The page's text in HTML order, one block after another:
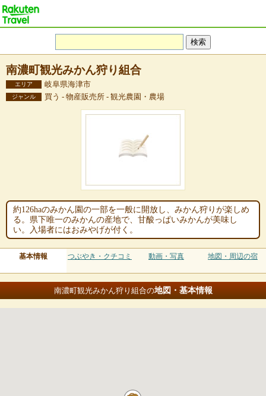
南濃町観光みかん狩り組合
エリア 岐阜県海津市
ジャンル 買う - 物産販売所 - 観光農園・農場
約126haのみかん園の一部を一般に開放し、みかん狩りが楽しめ
る。県下唯一のみかんの産地で、甘酸っぱいみかんが美味し
い。入場者にはおみやげが付く。
基本情報 つぶやき・クチコミ 動画・写真 地図・周辺の宿
南濃町観光みかん狩り組合の地図・基本情報